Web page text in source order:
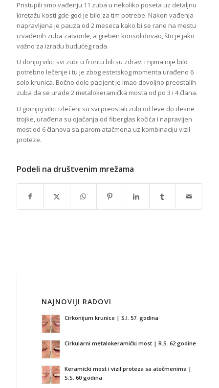
Pristupili smo vađenju 11 zuba u nekoliko poseta uz detaljnu
kiretažu kosti gde god je bilo za tim potrebe. Nakon vađenja
napravljena je pauza od 2 meseca kako bi se rane na mestu
izvađenih zuba zatvorile, a greben konsolidovao, što je jako
važno za izradu budućeg rada.
U donjoj vilici svi zubi u frontu bili su zdravi i njima nije bilo
potrebno lečenje i tu je zbog estetskog momenta urađeno 6
solo krunica. Bočno dole pacijent je imao dovoljno preostalih
zuba da se urade 2 metalokeramička mosta od po 3 i 4 člana.
U gornjoj vilici izlečeni su svi preostali zubi od leve do desne
trojke, urađena su ojačanja od fiberglas kočića i napravljen
most od 6 članova sa parom atačmena uz kombinaciju vizil
proteze.
Podeli na društvenim mrežama
NAJNOVIJI RADOVI
Cirkonijum krunice | S.I. 57. godina
Cirkularni metalokeramički most | R.S. 62 godine
Keramicki most i vizil proteza sa atečmenima |
S.S. 60 godina